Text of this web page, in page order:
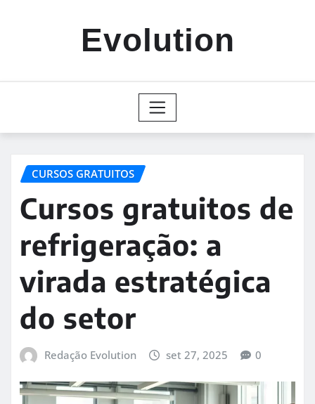
Evolution
CURSOS GRATUITOS
Cursos gratuitos de
refrigeração: a
virada estratégica
do setor
Redação Evolution set 27, 2025 0